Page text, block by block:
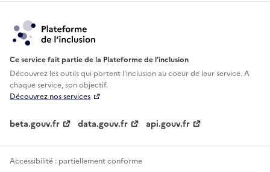
Ce service fait partie de la Plateforme de l’inclusion
Découvrez les outils qui portent l'inclusion aucoeur de leur service. A
chaque service, son objectif.
Découvrez nos services
beta.gouv.fr data.gouv.fr api.gouv.fr
Accessibilité : partiellement conforme